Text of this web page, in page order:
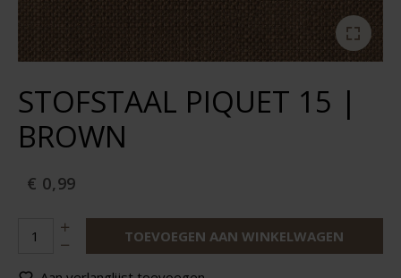
STOFSTAAL PIQUET 15 |
BROWN
€ 0,99
TOEVOEGEN AAN WINKELWAGEN